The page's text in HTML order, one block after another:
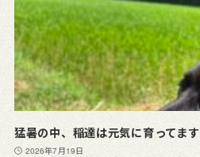
猛暑の中、稲達は元気に育ってます
2026年7月19日